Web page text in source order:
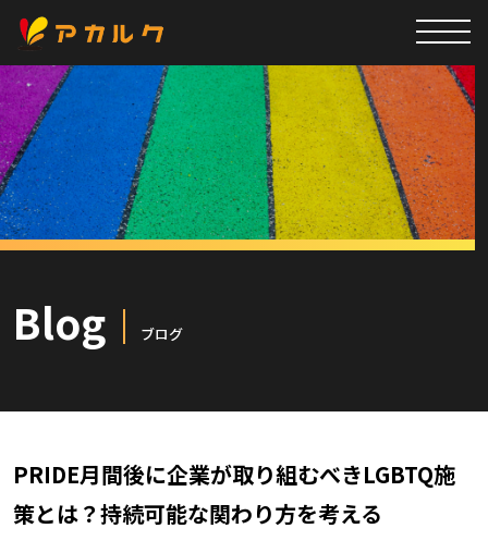
Blog ブログ
PRIDE月間後に企業が取り組むべきLGBTQ施
策とは？持続可能な関わり方を考える